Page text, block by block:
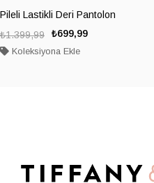
Pileli Lastikli Deri Pantolon
₺699,99
₺1.399,99
Koleksiyona Ekle